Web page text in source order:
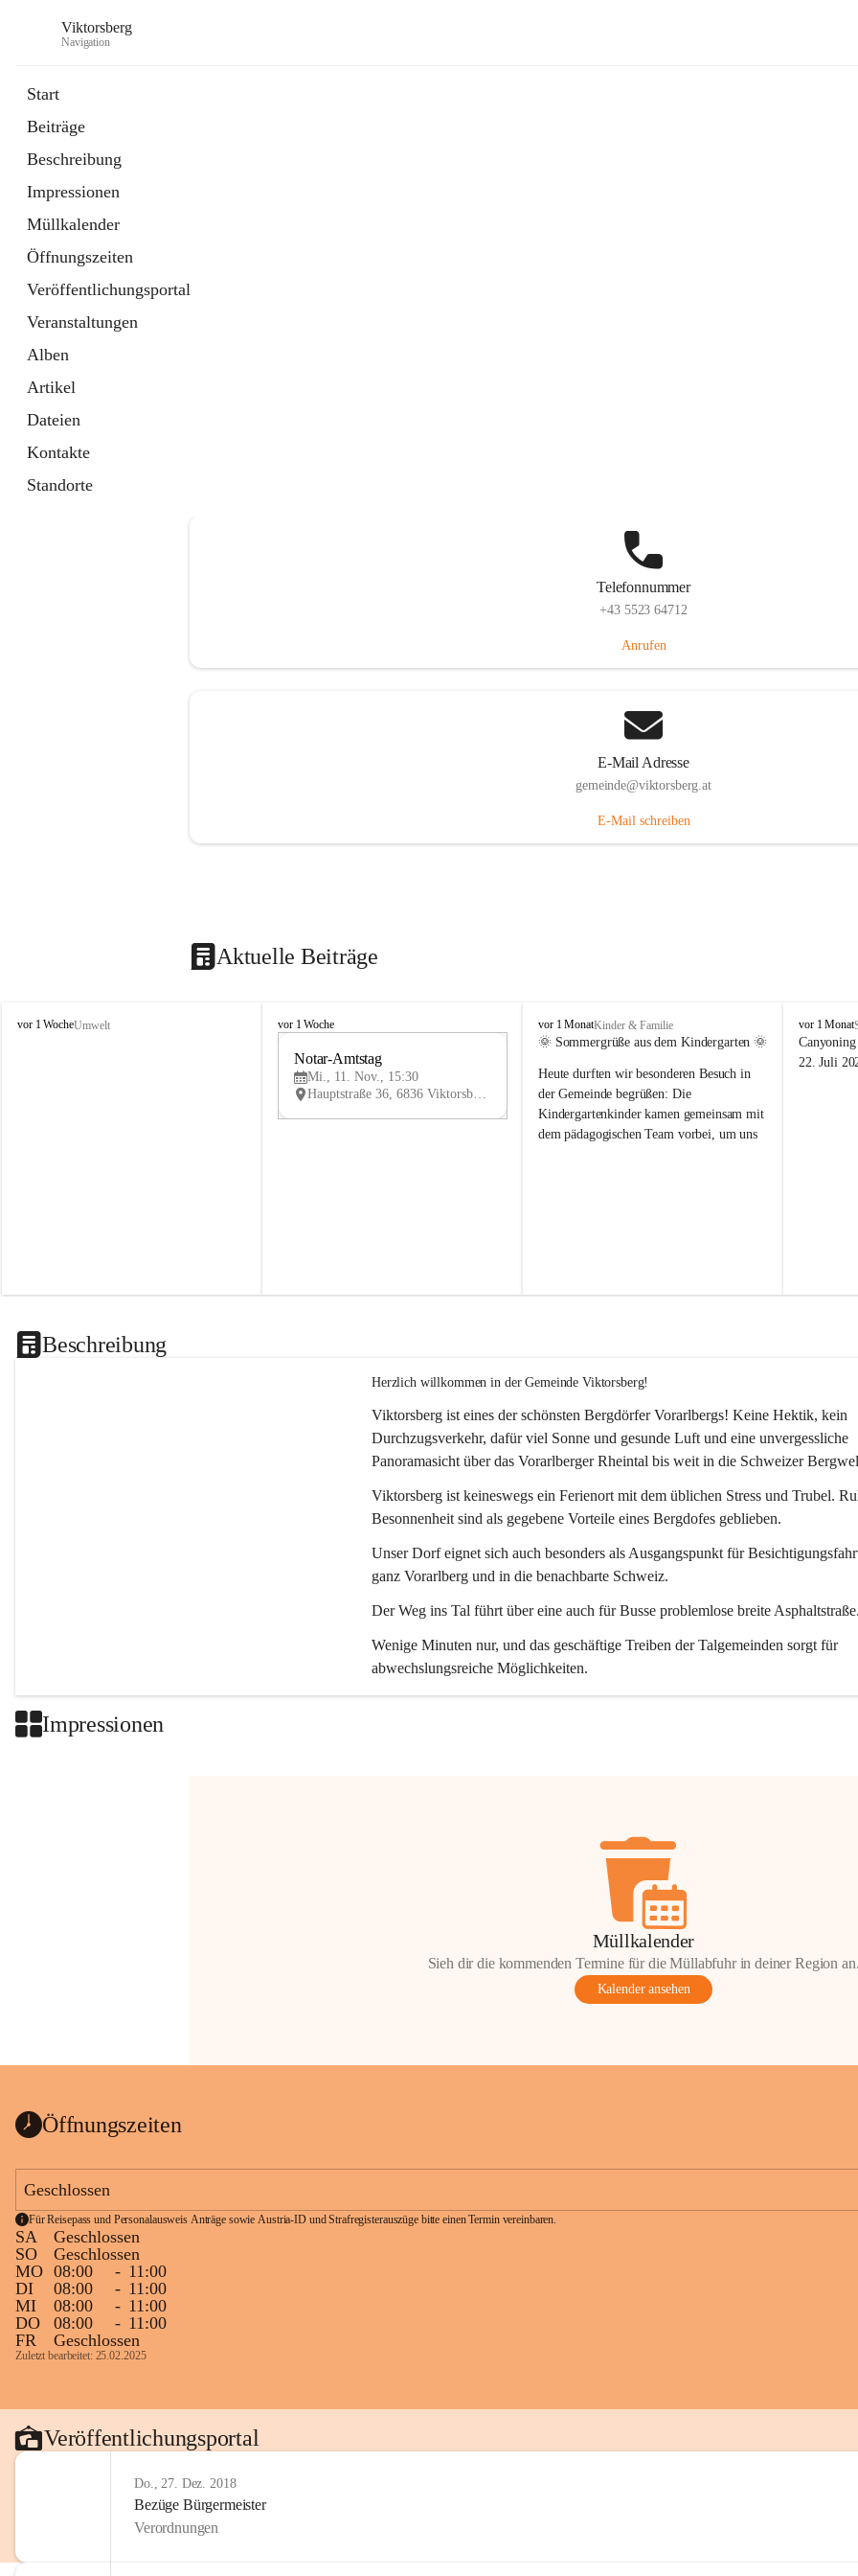
Viktorsberg
Navigation
Start
Beiträge
Beschreibung
Impressionen
Müllkalender
Öffnungszeiten
Veröffentlichungsportal
Veranstaltungen
Alben
Artikel
Dateien
Kontakte
Standorte
Telefonnummer
+43 5523 64712
Anrufen
E-Mail Adresse
gemeinde@viktorsberg.at
E-Mail schreiben
Aktuelle Beiträge
V
vor 1 WocheUmwelt
V
vor 1 Woche
V
Notar-Amtstag
Mi., 11. Nov., 15:30
Hauptstraße 36, 6836 Viktorsberg, AUT
V
i
t
o
r
s
vor 1 MonatKinder & Familie
🌞 Sommergrüße aus dem Kindergarten 🌞
Heute durften wir besonderen Besuch in
der Gemeinde begrüßen: Die
Kindergartenkinder kamen gemeinsam mit
dem pädagogischen Team vorbei, um uns
V
i
k
vor 1 Monat
22. Juli
Beschreibung
Herzlich willkommen in der Gemeinde Viktorsberg!
Viktorsberg ist eines der schönsten Bergdörfer Vorarlbergs! Keine Hektik, kein
Durchzugsverkehr, dafür viel Sonne und gesunde Luft und eine unvergessliche
Panoramasicht über das Vorarlberger Rheintal bis weit in die Schweizer
Viktorsberg ist keineswegs ein Ferienort mit dem üblichen Stress und Trubel.
Besonnenheit sind als gegebene Vorteile eines Bergdofes geblieben.
Unser Dorf eignet sich auch besonders als Ausgangspunkt für
ganz Vorarlberg und in die benachbarte Schweiz.
Der Weg ins Tal führt über eine auch für Busse problemlose breite
Wenige Minuten nur, und das geschäftige Treiben der Talgemeinden sorgt für
abwechslungsreiche Möglichkeiten.
Impressionen
Müllkalender
Sieh dir die kommenden Termine für die Müllabfuhr in deiner Region
Kalender ansehen
Öffnungszeiten
Geschlossen
Für Reisepass und Personalausweis Anträge sowie Austria-ID und Strafregisterauszüge bitte einen Termin vereinbaren.
SA
Geschlossen
SO
Geschlossen
MO 08:00 - 11:00
DI
08:00 - 11:00
MI
08:00 - 11:00
DO
08:00 - 11:00
FR
Geschlossen
Zuletzt bearbeitet: 25.02.2025
Veröffentlichungsportal
Do., 27. Dez. 2018
Bezüge Bürgermeister
Verordnungen